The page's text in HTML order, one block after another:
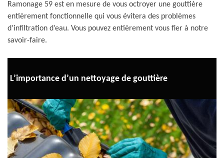
Ramonage 59 est en mesure de vous octroyer une gouttière
entièrement fonctionnelle qui vous évitera des problèmes
d’infiltration d’eau. Vous pouvez entièrement vous fier à notre
savoir-faire.
L’importance d’un nettoyage de gouttière